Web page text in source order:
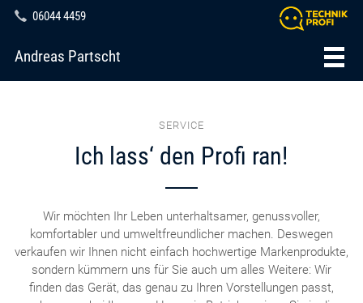
06044 4459
Andreas Partscht
SERVICE
Ich lass‘ den Profi ran!
Wir möchten Ihr Leben unterhaltsamer, genussvoller,
komfortabler und umweltfreundlicher machen. Deswegen
verkaufen wir Ihnen nicht einfach hochwertige Markenprodukte,
sondern kümmern uns für Sie auch um alles Weitere: Wir
finden das Gerät, das genau zu Ihren Vorstellungen passt,